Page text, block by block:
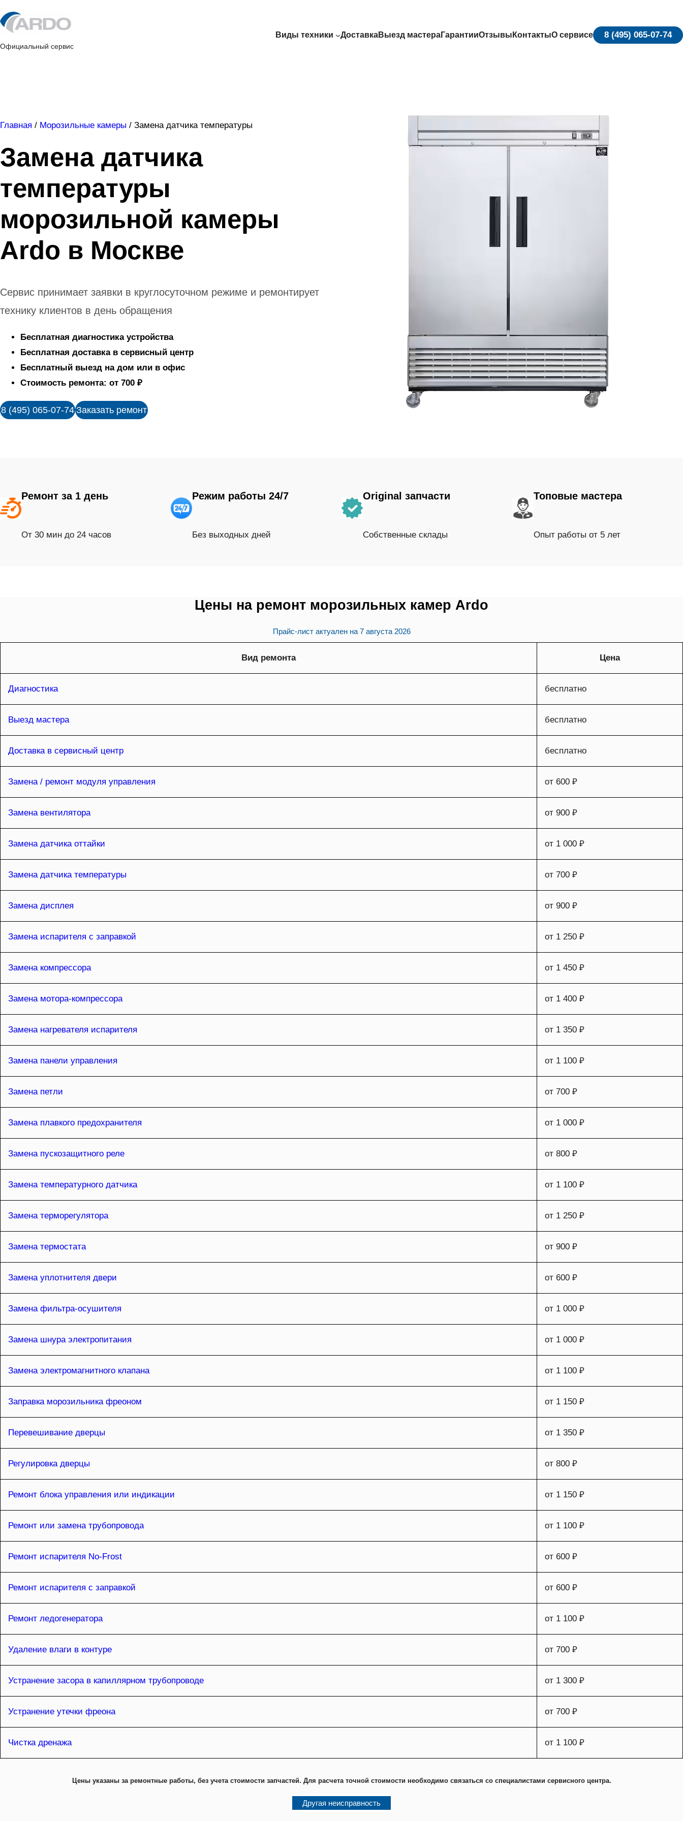
to
Официальный сервис
Виды техники ДоставкаВыезд мастераГарантииОтзывы КонтактыО сервисе 8 (495) 065-07-74
Главная / Морозильные камеры / Замена датчика температуры
Замена датчика
температуры
морозильной камеры
Ardo в Москве
Сервис принимает заявки в круглосуточном режиме и ремонтирует
технику клиентов в день обращения
Бесплатная диагностика устройства
Бесплатная доставка в сервисный центр
Бесплатный выезд на дом или в офис
Стоимость ремонта: от 700 ₽
8 (495) 065-07-74 Заказать ремонт
Ремонт за 1 день
От 30 мин до 24 часов
Режим работы 24/7
Без выходных дней
Original запчасти
Собственные склады
Топовые мастера
Опыт работы от 5 лет
Цены на ремонт морозильных камер Ardo
Прайс-лист актуален на 7 августа 2026
Вид ремонта Цена
Диагностика бесплатно
Выезд мастера бесплатно
Доставка в сервисный центр бесплатно
Замена / ремонт модуля управления от 600 ₽
Замена вентилятора от 900 ₽
Замена датчика оттайки от 1 000 ₽
Замена датчика температуры от 700 ₽
Замена дисплея от 900 ₽
Замена испарителя с заправкой от 1 250 ₽
Замена компрессора от 1 450 ₽
Замена мотора-компрессора от 1 400 ₽
Замена нагревателя испарителя от 1 350 ₽
Замена панели управления от 1 100 ₽
Замена петли от 700 ₽
Замена плавкого предохранителя от 1 000 ₽
Замена пускозащитного реле от 800 ₽
Замена температурного датчика от 1 100 ₽
Замена терморегулятора от 1 250 ₽
Замена термостата от 900 ₽
Замена уплотнителя двери от 600 ₽
Замена фильтра-осушителя от 1 000 ₽
Замена шнура электропитания от 1 000 ₽
Замена электромагнитного клапана от 1 100 ₽
Заправка морозильника фреоном от 1 150 ₽
Перевешивание дверцы от 1 350 ₽
Регулировка дверцы от 800 ₽
Ремонт блока управления или индикации от 1 150 ₽
Ремонт или замена трубопровода от 1 100 ₽
Ремонт испарителя No-Frost от 600 ₽
Ремонт испарителя с заправкой от 600 ₽
Ремонт ледогенератора от 1 100 ₽
Удаление влаги в контуре от 700 ₽
Устранение засора в капиллярном трубопроводе от 1 300 ₽
Устранение утечки фреона от 700 ₽
Чистка дренажа от 1 100 ₽
Цены указаны за ремонтные работы, без учета стоимости запчастей. Для расчета точной стоимости необходимо связаться со специалистами сервисного центра.
Другая неисправность